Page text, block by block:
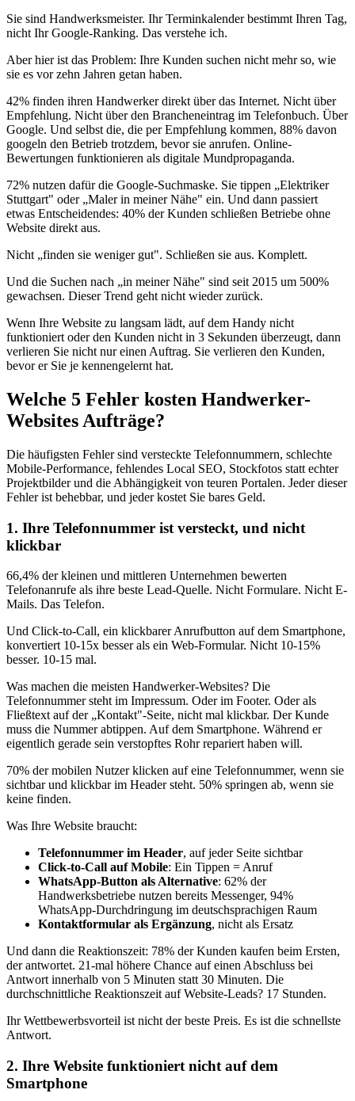
Sie sind Handwerksmeister. Ihr Terminkalender bestimmt Ihren Tag,
nicht Ihr Google-Ranking. Das verstehe ich.
Aber hier ist das Problem: Ihre Kunden suchen nicht mehr so, wie
sie es vor zehn Jahren getan haben.
42% finden ihren Handwerker direkt über das Internet. Nicht über
Empfehlung. Nicht über den Brancheneintrag im Telefonbuch. Über
Google. Und selbst die, die per Empfehlung kommen, 88% davon
googeln den Betrieb trotzdem, bevor sie anrufen. Online-
Bewertungen funktionieren als digitale Mundpropaganda.
72% nutzen dafür die Google-Suchmaske. Sie tippen „Elektriker
Stuttgart" oder „Maler in meiner Nähe" ein. Und dann passiert
etwas Entscheidendes: 40% der Kunden schließen Betriebe ohne
Website direkt aus.
Nicht „finden sie weniger gut". Schließen sie aus. Komplett.
Und die Suchen nach „in meiner Nähe" sind seit 2015 um 500%
gewachsen. Dieser Trend geht nicht wieder zurück.
Wenn Ihre Website zu langsam lädt, auf dem Handy nicht
funktioniert oder den Kunden nicht in 3 Sekunden überzeugt, dann
verlieren Sie nicht nur einen Auftrag. Sie verlieren den Kunden,
bevor er Sie je kennengelernt hat.
Welche 5 Fehler kosten Handwerker-
Websites Aufträge?
Die häufigsten Fehler sind versteckte Telefonnummern, schlechte
Mobile-Performance, fehlendes Local SEO, Stockfotos statt echter
Projektbilder und die Abhängigkeit von teuren Portalen. Jeder dieser
Fehler ist behebbar, und jeder kostet Sie bares Geld.
1. Ihre Telefonnummer ist versteckt, und nicht
klickbar
66,4% der kleinen und mittleren Unternehmen bewerten
Telefonanrufe als ihre beste Lead-Quelle. Nicht Formulare. Nicht E-
Mails. Das Telefon.
Und Click-to-Call, ein klickbarer Anrufbutton auf dem Smartphone,
konvertiert 10-15x besser als ein Web-Formular. Nicht 10-15%
besser. 10-15 mal.
Was machen die meisten Handwerker-Websites? Die
Telefonnummer steht im Impressum. Oder im Footer. Oder als
Fließtext auf der „Kontakt"-Seite, nicht mal klickbar. Der Kunde
muss die Nummer abtippen. Auf dem Smartphone. Während er
eigentlich gerade sein verstopftes Rohr repariert haben will.
70% der mobilen Nutzer klicken auf eine Telefonnummer, wenn sie
sichtbar und klickbar im Header steht. 50% springen ab, wenn sie
keine finden.
Was Ihre Website braucht:
Telefonnummer im Header, auf jeder Seite sichtbar
Click-to-Call auf Mobile: Ein Tippen = Anruf
WhatsApp-Button als Alternative: 62% der
Handwerksbetriebe nutzen bereits Messenger, 94%
WhatsApp-Durchdringung im deutschsprachigen Raum
Kontaktformular als Ergänzung, nicht als Ersatz
Und dann die Reaktionszeit: 78% der Kunden kaufen beim Ersten,
der antwortet. 21-mal höhere Chance auf einen Abschluss bei
Antwort innerhalb von 5 Minuten statt 30 Minuten. Die
durchschnittliche Reaktionszeit auf Website-Leads? 17 Stunden.
Ihr Wettbewerbsvorteil ist nicht der beste Preis. Es ist die schnellste
Antwort.
2. Ihre Website funktioniert nicht auf dem
Smartphone